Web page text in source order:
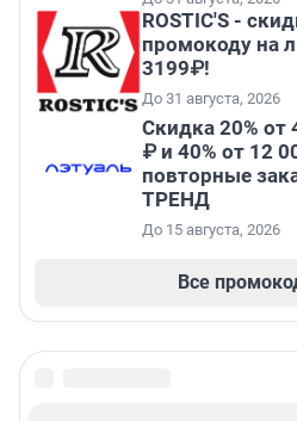
ROSTIC'S -
промокоду на
3199₽!
До 31 августа, 2026
Скидка 20% от
₽ и 40% от 12
повторные
ТРЕНД
До 15 августа, 2026
Все